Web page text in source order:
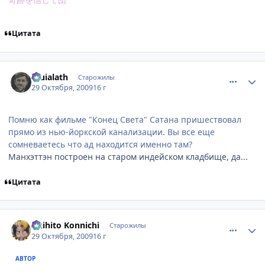
Цитата
Eruialath Старожилы
29 Октября, 200916 г
Помню как фильме "Конец Света" Cатана пришествовал
прямо из нью-йоркской канализации. Вы все еще
сомневаетесь что ад находится именно там?
Манхэттэн построен на старом индейском кладбище, да...
Цитата
Akihito Konnichi Старожилы
29 Октября, 200916 г
АВТОР